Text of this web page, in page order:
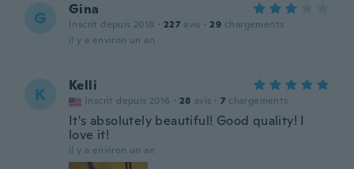
G Gina
Inscrit depuis 2018 · 227 avis · 29 chargements
il y a environ un an
K Kelli
Inscrit depuis 2016 · 28 avis · 7 chargements
It's absolutely beautiful! Good quality! I
love it!
il y a environ un an